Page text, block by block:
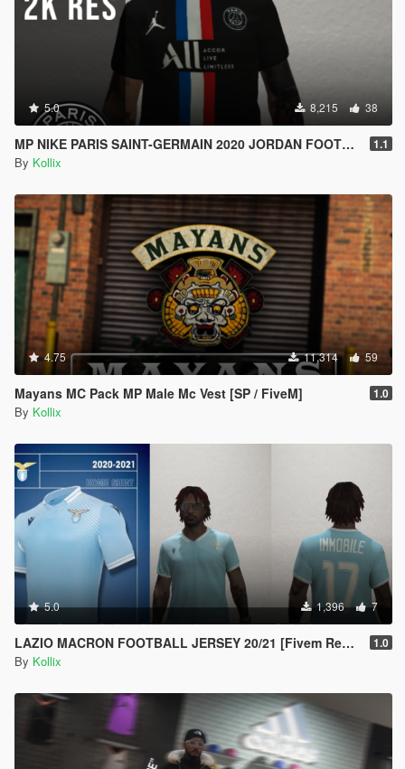
5.0 8,215 38
MP NIKE PARIS SAINT-GERMAIN 2020 JORDAN FOOTBALL JERSEY BLACK [Fivem Ready] 1.1
By Kollix
4.75 11,314 59
Mayans MC Pack MP Male Mc Vest [SP / FiveM] 1.0
By Kollix
5.0 1,396 7
LAZIO MACRON FOOTBALL JERSEY 20/21 [Fivem Ready] 1.0
By Kollix